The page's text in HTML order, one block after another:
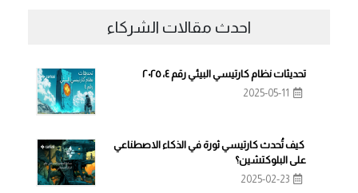
احدث مقالات الشركاء
تحديثات نظام كارتيسي البيئي رقم ٤، ٢٠٢٥
2025-05-11
كيف تُحدث كارتيسي ثورة في الذكاء الاصطناعي
على البلوكتشين؟
2025-02-23